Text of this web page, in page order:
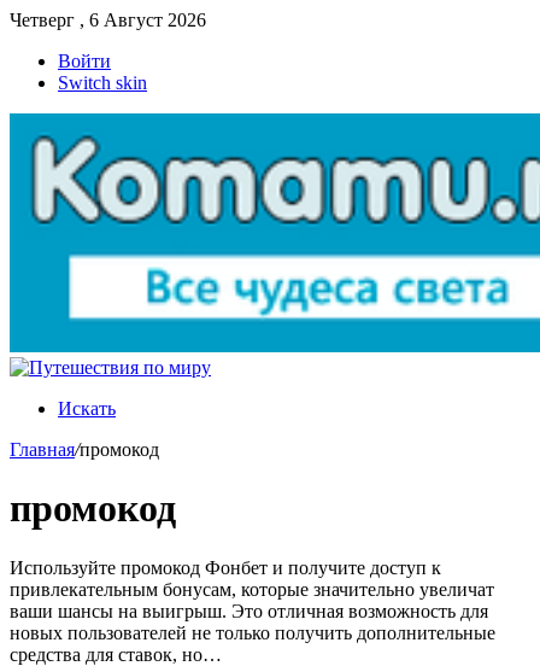
Четверг , 6 Август 2026
Войти
Switch skin
Искать
Главная/промокод
промокод
Используйте промокод Фонбет и получите доступ к
привлекательным бонусам, которые значительно увеличат
ваши шансы на выигрыш. Это отличная возможность для
новых пользователей не только получить дополнительные
средства для ставок, но…